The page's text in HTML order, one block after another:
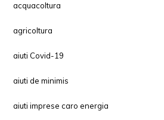
acquacoltura
agricoltura
aiuti Covid-19
aiuti de minimis
aiuti imprese caro energia